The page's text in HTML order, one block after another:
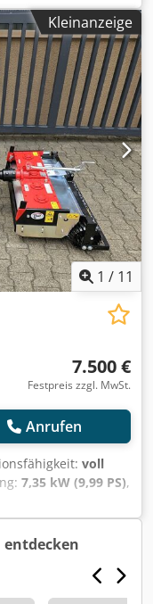
112 !!! 2. Generation
mit 112cm
Mähraupe ist
lt. Zähler
Gesamtzustand mit
UVP liegt bei
€ // Bruttopreis
möglich! -
Spedition! Chsdpfx
kann individuell für
Kleinanzeige
1 / 11
7.500 €
Festpreis zzgl. MwSt.
Anrufen
voll
7,35 kW (9,99 PS),
PS Yanmar
- Holm
6.00-12 AS Im
90 Kreiselegge
sich in einem
entdecken